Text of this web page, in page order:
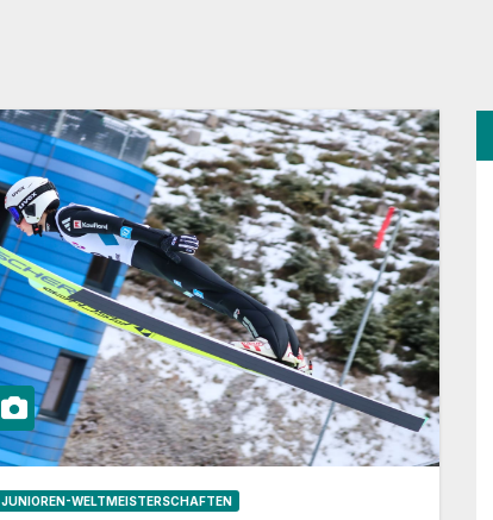
JUNIOREN-WELTMEISTERSCHAFTEN